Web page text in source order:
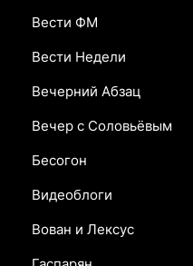
Вести ФМ
Вести Недели
Вечерний Абзац
Вечер с Соловьёвым
Бесогон
Видеоблоги
Вован и Лексус